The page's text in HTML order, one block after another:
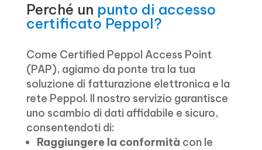
Perché un punto di accesso
certificato Peppol?
Come Certified Peppol Access Point
(PAP), agiamo da ponte tra la tua
soluzione di fatturazione elettronica e la
rete Peppol. Il nostro servizio garantisce
uno scambio di dati affidabile e sicuro,
consentendoti di:
Raggiungere la conformità con le